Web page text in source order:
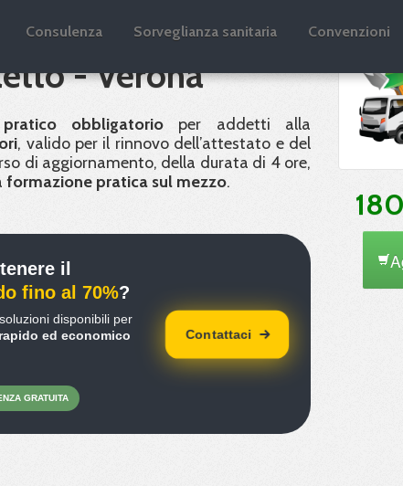
Consulenza Sorveglianza sanitaria Convenzioni
e rinnovo
- Verona
obbligatorio per addetti alla
, valido per il rinnovo dell’attestato e del
di aggiornamento, della durata di 4 ore,
formazione pratica sul mezzo.
il
fino al 70%?
disponibili per
ed economico
GRATUITA
Contattaci